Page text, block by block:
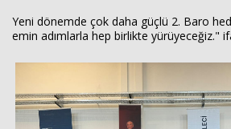
Yeni dönemde çok daha güçlü 2. Baro
emin adımlarla hep birlikte yürüyeceğiz."